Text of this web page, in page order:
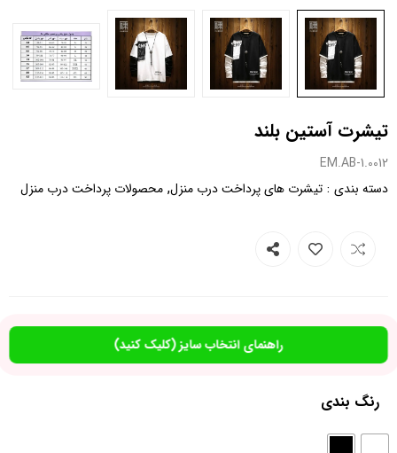
تیشرت آستین بلند
0012.EM.AB-1
دسته بندی : تیشرت های پرداخت درب منزل, محصولات پرداخت درب منزل
راهنمای انتخاب سایز (کلیک کنید)
رنگ بندی